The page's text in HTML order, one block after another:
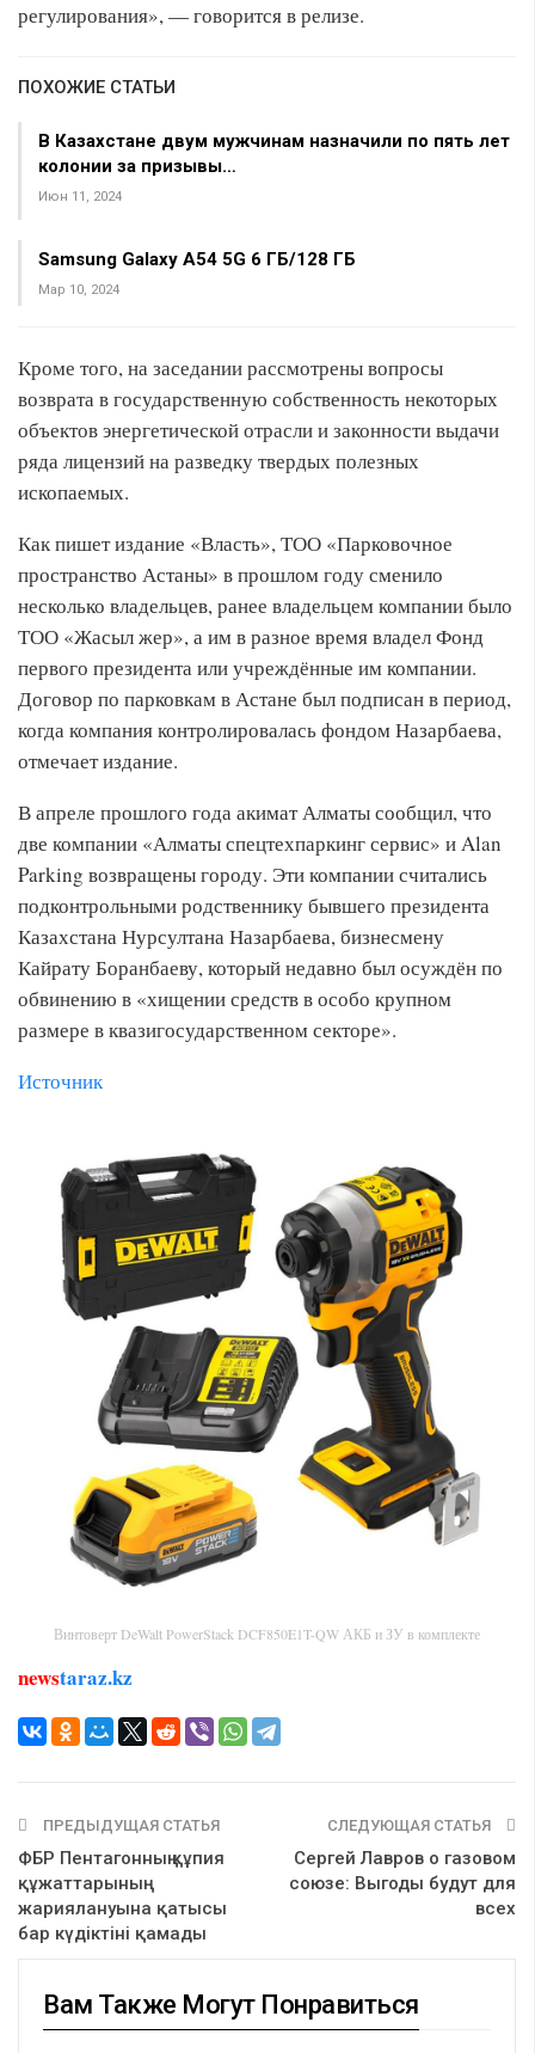
регулирования», — говорится в релизе.
ПОХОЖИЕ СТАТЬИ
В Казахстане двум мужчинам назначили по пять лет
колонии за призывы…
Июн 11, 2024
Samsung Galaxy A54 5G 6 ГБ/128 ГБ
Мар 10, 2024
Кроме того, на заседании рассмотрены вопросы
возврата в государственную собственность некоторых
объектов энергетической отрасли и законности выдачи
ряда лицензий на разведку твердых полезных
ископаемых.
Как пишет издание «Власть», ТОО «Парковочное
пространство Астаны» в прошлом году сменило
несколько владельцев, ранее владельцем компании было
ТОО «Жасыл жер», а им в разное время владел Фонд
первого президента или учреждённые им компании.
Договор по парковкам в Астане был подписан в период,
когда компания контролировалась фондом Назарбаева,
отмечает издание.
В апреле прошлого года акимат Алматы сообщил, что
две компании «Алматы спецтехпаркинг сервис» и Alan
Parking возвращены городу. Эти компании считались
подконтрольными родственнику бывшего президента
Казахстана Нурсултана Назарбаева, бизнесмену
Кайрату Боранбаеву, который недавно был осуждён по
обвинению в «хищении средств в особо крупном
размере в квазигосударственном секторе».
Источник
Винтоверт DeWalt PowerStack DCF850E1T-QW АКБ и ЗУ в комплекте
newstaraz.kz
ПРЕДЫДУЩАЯ СТАТЬЯ
ФБР Пентагонның құпия
құжаттарының
жариялануына қатысы
бар күдіктіні қамады
СЛЕДУЮЩАЯ СТАТЬЯ
Сергей Лавров о газовом
союзе: Выгоды будут для
всех
Вам Также Могут Понравиться